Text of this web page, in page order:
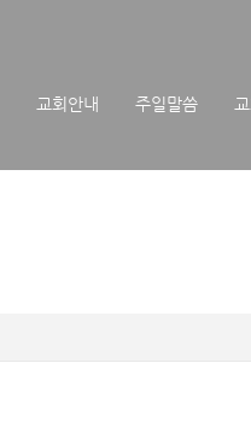
교회안내 주일말씀